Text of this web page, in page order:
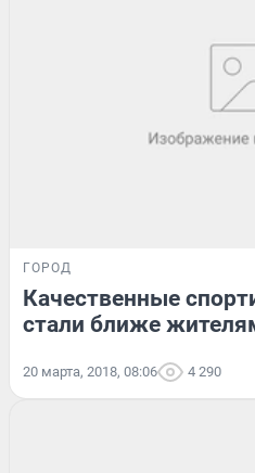
ГОРОД
Качественные
стали ближе
20 марта, 2018, 08:06 4 290